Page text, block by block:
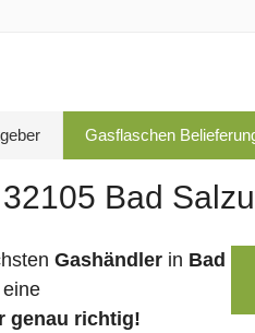
Gasflaschen
Bad
Gashändler in Bad
genau richtig!